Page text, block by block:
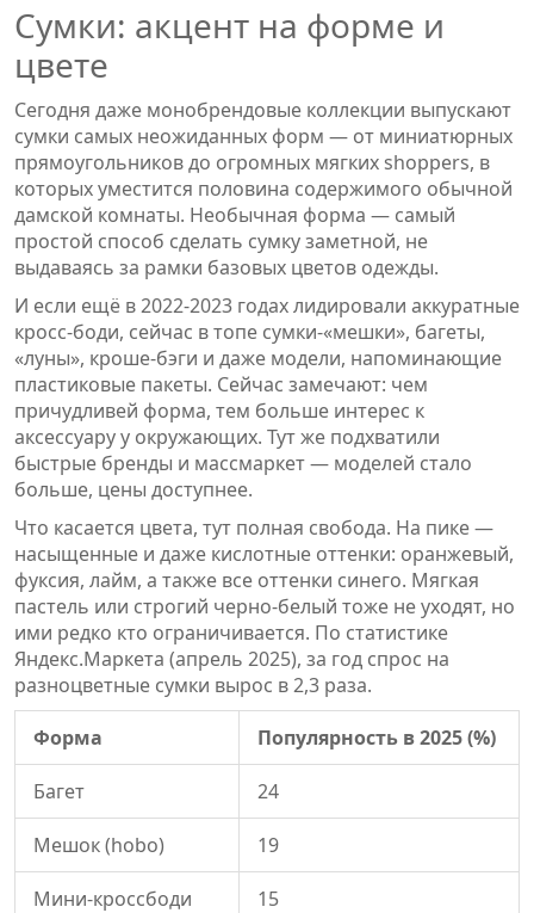
Сумки: акцент на форме и
цвете
Сегодня даже монобрендовые коллекции выпускают
сумки самых неожиданных форм — от миниатюрных
прямоугольников до огромных мягких shoppers, в
которых уместится половина содержимого обычной
дамской комнаты. Необычная форма — самый
простой способ сделать сумку заметной, не
выдаваясь за рамки базовых цветов одежды.
И если ещё в 2022-2023 годах лидировали аккуратные
кросс-боди, сейчас в топе сумки-«мешки», багеты,
«луны», кроше-бэги и даже модели, напоминающие
пластиковые пакеты. Сейчас замечают: чем
причудливей форма, тем больше интерес к
аксессуару у окружающих. Тут же подхватили
быстрые бренды и массмаркет — моделей стало
больше, цены доступнее.
Что касается цвета, тут полная свобода. На пике —
насыщенные и даже кислотные оттенки: оранжевый,
фуксия, лайм, а также все оттенки синего. Мягкая
пастель или строгий черно-белый тоже не уходят, но
ими редко кто ограничивается. По статистике
Яндекс.Маркета (апрель 2025), за год спрос на
разноцветные сумки вырос в 2,3 раза.
Форма
Популярность в 2025 (%)
Багет 24
Мешок (hobo) 19
Мини-кроссбоди 15